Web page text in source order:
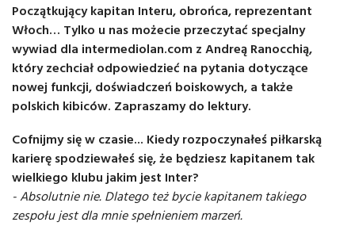
Początkujący kapitan Interu, obrońca, reprezentant
Włoch… Tylko u nas możecie przeczytać specjalny
wywiad dla intermediolan.com z Andreą Ranocchią,
który zechciał odpowiedzieć na pytania dotyczące
nowej funkcji, doświadczeń boiskowych, a także
polskich kibiców. Zapraszamy do lektury.
Cofnijmy się w czasie... Kiedy rozpoczynałeś piłkarską
karierę spodziewałeś się, że będziesz kapitanem tak
wielkiego klubu jakim jest Inter?
- Absolutnie nie. Dlatego też bycie kapitanem takiego
zespołu jest dla mnie spełnieniem marzeń.